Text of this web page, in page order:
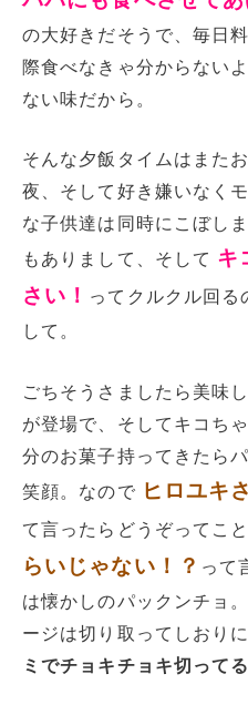
の大好きだそうで、毎日
際食べなきゃ分からない
ない味だから。
そんな夕飯タイムはまた
夜、そして好き嫌いなく
な子供達は同時にこぼし
もありまして、そして キ
さい！ ってクルクル回る
して。
ごちそうさましたら美味
が登場で、そしてキコち
分のお菓子持ってきたら
笑顔。なので ヒロユキ
て言ったらどうぞってこと
らいじゃない！？ って
は懐かしのパックンチョ
ージは切り取ってしおり
ミでチョキチョキ切って